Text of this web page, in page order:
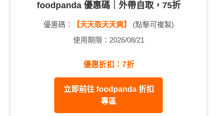
foodpanda 優惠碼｜外帶自取，75折
優惠碼： 【天天取天天爽】
(點擊可複製)
使用期限：2026/08/21
優惠折扣：7折
立即前往 foodpanda 折扣
專區